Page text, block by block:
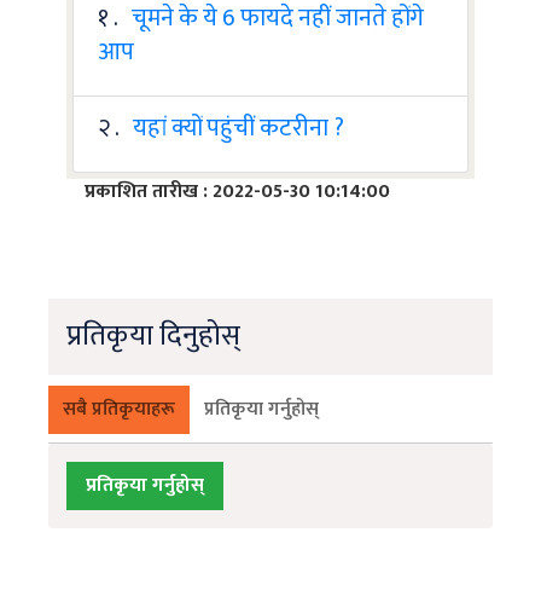
१ . चूमने के ये 6 फायदे नहीं जानते होंगे
आप
२ . यहां क्यों पहुंचीं कटरीना ?
प्रकाशित तारीख : 2022-05-30 10:14:00
प्रतिकृया दिनुहोस्
सबै प्रतिकृयाहरू प्रतिकृया गर्नुहोस्
प्रतिकृया गर्नुहोस्